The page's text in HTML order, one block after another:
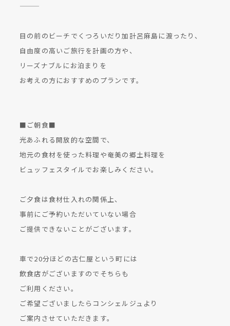
―――
目の前のビーチでくつろいだり加計呂麻島に渡ったり、
自由度の高いご旅行を計画の方や、
リーズナブルにお泊まりを
お考えの方におすすめのプランです。
■ご朝食■
光あふれる開放的な空間で、
地元の食材を使った料理や奄美の郷土料理を
ビュッフェスタイルでお楽しみください。
ご夕食は食材仕入れの関係上、
事前にご予約いただいていない場合
ご提供できないことがございます。
車で20分ほどの古仁屋という町には
飲食店がございますのでそちらも
ご利用ください。
ご希望ございましたらコンシェルジュより
ご案内させていただきます。